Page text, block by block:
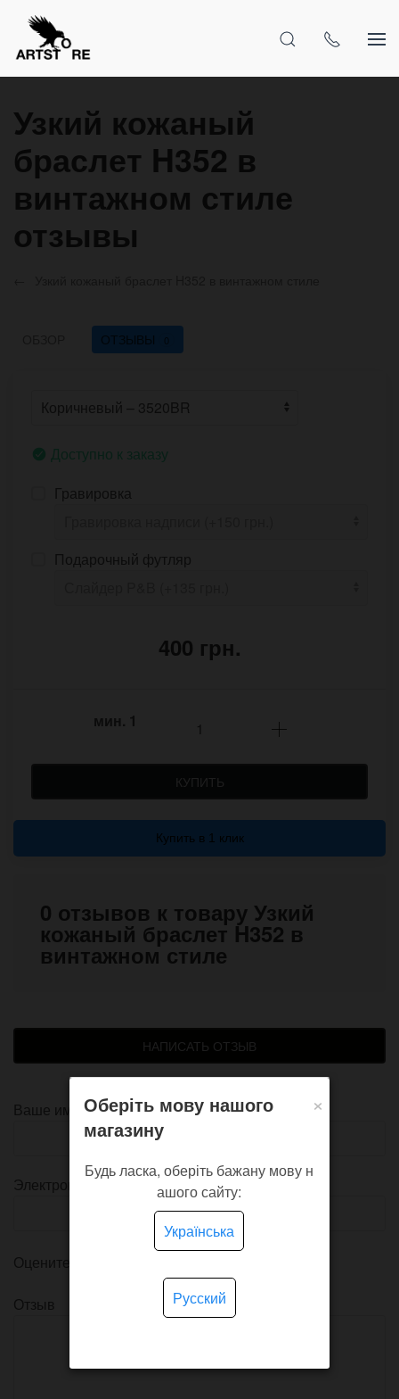
Узкий кожаный
браслет H352 в
винтажном стиле
отзывы
ОТЗЫВЫ 0
Доступно к заказу
Гравировка
Подарочный футляр
400 грн.
мин. 1
КУПИТЬ
Купить в 1 клик
0 отзывов к товару Узкий
кожаный браслет H352 в
винтажном стиле
НАПИСАТЬ ОТЗЫВ
Ваше имя
Электронная почта
Оцените товар
Отзыв
×
Оберіть мову нашого
магазину
Будь ласка, оберіть бажану мову н
ашого сайту:
Українська
Русский